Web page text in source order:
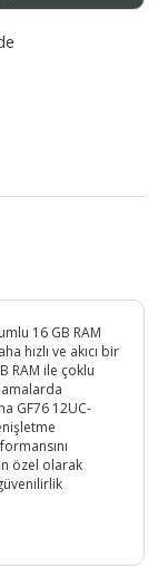
16 GB RAM
hızlı ve akıcı bir
RAM ile çoklu
GF76 12UC-
özel olarak